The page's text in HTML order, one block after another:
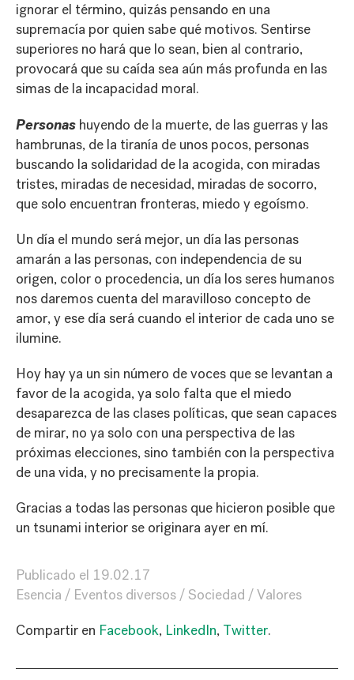
ignorar el término, quizás pensando en una
supremacía por quien sabe qué motivos. Sentirse
superiores no hará que lo sean, bien al contrario,
provocará que su caída sea aún más profunda en las
simas de la incapacidad moral.
Personas huyendo de la muerte, de las guerras y las
hambrunas, de la tiranía de unos pocos, personas
buscando la solidaridad de la acogida, con miradas
tristes, miradas de necesidad, miradas de socorro,
que solo encuentran fronteras, miedo y egoísmo.
Un día el mundo será mejor, un día las personas
amarán a las personas, con independencia de su
origen, color o procedencia, un día los seres humanos
nos daremos cuenta del maravilloso concepto de
amor, y ese día será cuando el interior de cada uno se
ilumine.
Hoy hay ya un sin número de voces que se levantan a
favor de la acogida, ya solo falta que el miedo
desaparezca de las clases políticas, que sean capaces
de mirar, no ya solo con una perspectiva de las
próximas elecciones, sino también con la perspectiva
de una vida, y no precisamente la propia.
Gracias a todas las personas que hicieron posible que
un tsunami interior se originara ayer en mí.
Publicado el 19.02.17
Esencia
Eventos diversos Sociedad Valores
Compartir en Facebook, LinkedIn, Twitter.